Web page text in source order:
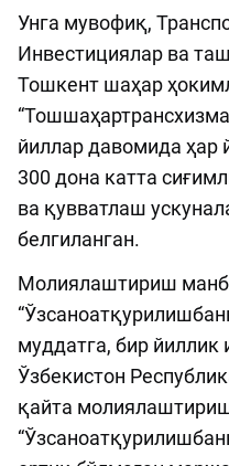
Унга мувофиқ,
Инвестициялар ва
Тошкент шаҳар
йиллар давомида ҳар
300 дона катта
ва қувватлаш
белгиланган.
Молиялаштириш
муддатга, бир йиллик
Ўзбекистон
қайта